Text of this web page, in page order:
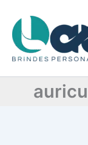
para
conteúdo
t
e
r